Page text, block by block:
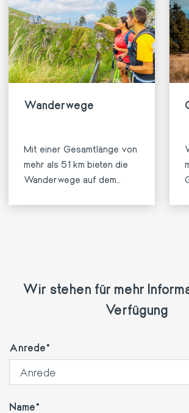
Wanderwege
Mit einer Gesamtlänge von
mehr als 51 km bieten die
Wanderwege auf dem
Wir stehen für mehr
Verfügung
Anrede
Name